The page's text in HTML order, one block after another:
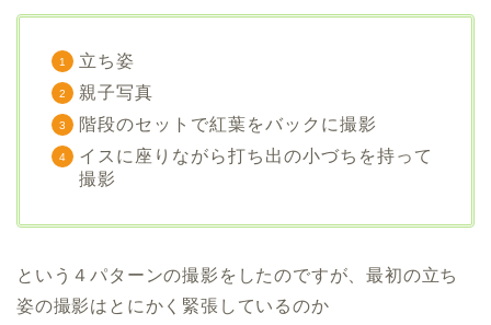
立ち姿
親子写真
階段のセットで紅葉をバックに撮影
イスに座りながら打ち出の小づちを持って
撮影
という４パターンの撮影をしたのですが、最初の立ち
姿の撮影はとにかく緊張しているのか